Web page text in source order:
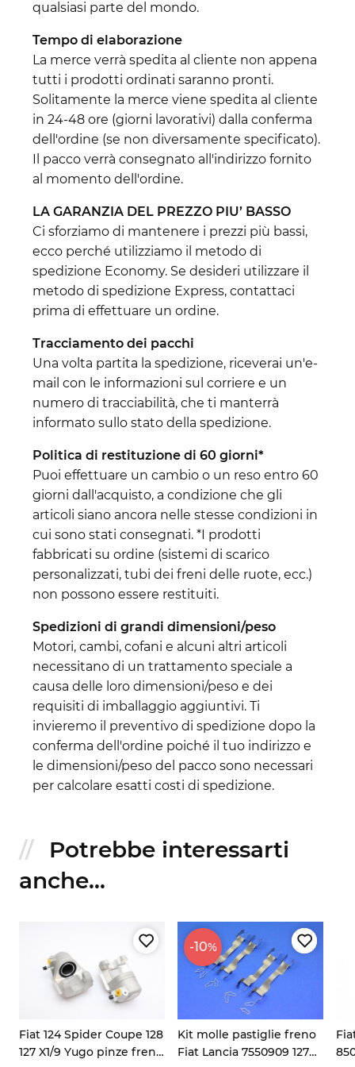
qualsiasi parte del mondo.
Tempo di elaborazione
La merce verrà spedita al cliente non appena
tutti i prodotti ordinati saranno pronti.
Solitamente la merce viene spedita al cliente
in 24-48 ore (giorni lavorativi) dalla conferma
dell'ordine (se non diversamente specificato).
Il pacco verrà consegnato all'indirizzo fornito
al momento dell'ordine.
LA GARANZIA DEL PREZZO PIU’ BASSO
Ci sforziamo di mantenere i prezzi più bassi,
ecco perché utilizziamo il metodo di
spedizione Economy. Se desideri utilizzare il
metodo di spedizione Express, contattaci
prima di effettuare un ordine.
Tracciamento dei pacchi
Una volta partita la spedizione, riceverai un'e-
mail con le informazioni sul corriere e un
numero di tracciabilità, che ti manterrà
informato sullo stato della spedizione.
Politica di restituzione di 60 giorni*
Puoi effettuare un cambio o un reso entro 60
giorni dall'acquisto, a condizione che gli
articoli siano ancora nelle stesse condizioni in
cui sono stati consegnati. *I prodotti
fabbricati su ordine (sistemi di scarico
personalizzati, tubi dei freni delle ruote, ecc.)
non possono essere restituiti.
Spedizioni di grandi dimensioni/peso
Motori, cambi, cofani e alcuni altri articoli
necessitano di un trattamento speciale a
causa delle loro dimensioni/peso e dei
requisiti di imballaggio aggiuntivi. Ti
invieremo il preventivo di spedizione dopo la
conferma dell'ordine poiché il tuo indirizzo e
le dimensioni/peso del pacco sono necessari
per calcolare esatti costi di spedizione.
Potrebbe interessarti
anche...
Fiat 124 Spider Coupe 128
127 X1/9 Yugo pinze freno
-10%
Kit molle pastiglie freno
Fiat Lancia 7550909 127